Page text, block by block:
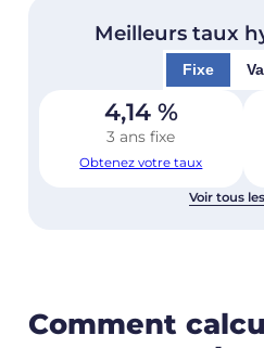
Meilleurs taux
Fixe
4,14 %
3 ans fixe
Obtenez votre taux
Voir tous
Comment